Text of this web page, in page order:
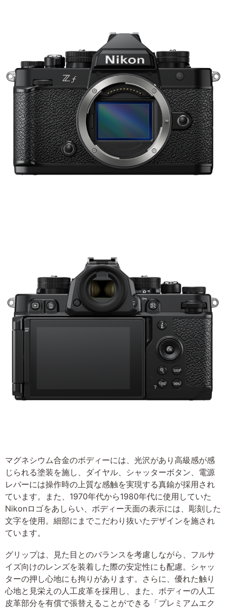
マグネシウム合金のボディーには、光沢があり高級感が感
じられる塗装を施し、ダイヤル、シャッターボタン、電源
レバーには操作時の上質な感触を実現する真鍮が採用され
ています。また、1970年代から1980年代に使用していた
Nikonロゴをあしらい、ボディー天面の表示には、彫刻した
文字を使用。細部にまでこだわり抜いたデザインを施され
ています。
グリップは、見た目とのバランスを考慮しながら、フルサ
イズ向けのレンズを装着した際の安定性にも配慮。シャッ
ターの押し心地にも拘りがあります。さらに、優れた触り
心地と見栄えの人工皮革を採用し、また、ボディーの人工
皮革部分を有償で張替えることができる「プレミアムエク